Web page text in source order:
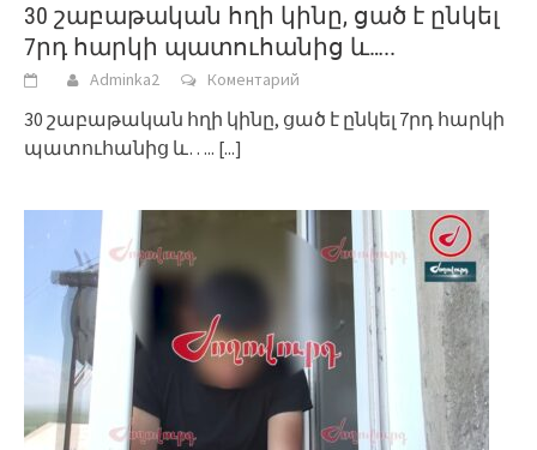
30 շաբաթական հղի կինը, ցած է ընկել
7րդ հարկի պատուհանից և…..
Adminka2 Коментарий
30 շաբաթական հղի կինը, ցած է ընկել 7րդ հարկի
պատուհանից և….. [...]